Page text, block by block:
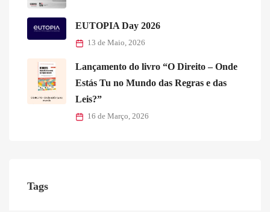
EUTOPIA Day 2026
13 de Maio, 2026
Lançamento do livro “O Direito – Onde
Estás Tu no Mundo das Regras e das
Leis?”
16 de Março, 2026
Tags